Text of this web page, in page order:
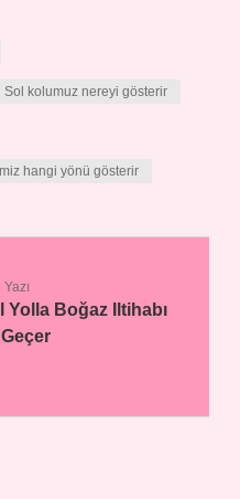
Sol kolumuz nereyi gösterir
hangi yönü gösterir
Yolla Boğaz Iltihabı
Geçer